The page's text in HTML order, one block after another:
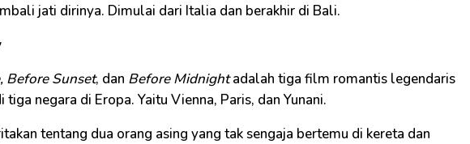
jati dirinya. Dimulai dari Italia dan berakhir di Bali.
Before Sunset, dan Before Midnightadalah tiga film romantis legendaris
negara di Eropa. Yaitu Vienna, Paris, dan Yunani.
tentang dua orang asing yang tak sengaja bertemu di kereta dan